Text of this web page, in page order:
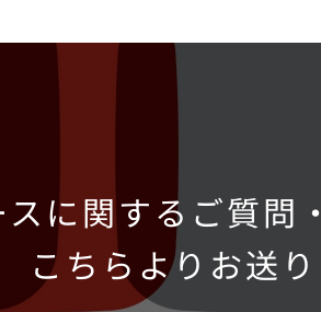
に関するご質問
こちらよりお送